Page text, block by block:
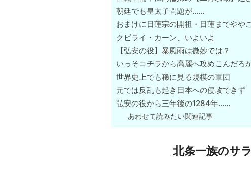
朝廷でも皇太子問題が……
おまけに日蓮宗の開祖・日蓮までやや
クビライ・カーン、いよいよ
【弘安の役】暴風雨は微妙では？
いっそコチラから高麗へ攻めこんだろ
世界史上でも稀に見る規模の軍団
元では反乱も起き日本への侵攻できず
弘安の役から三年後の1284年……
あわせて読みたい関連記事
北条一族のサ